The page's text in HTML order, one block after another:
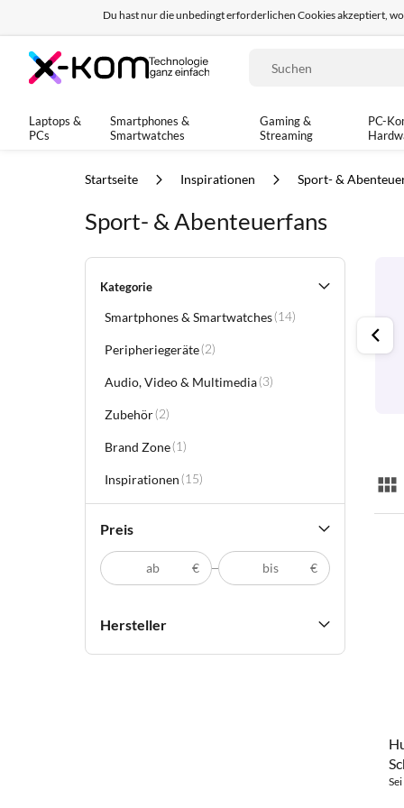
Du hast nur die unbedingt erforderlichen Cookies akzeptiert,
Seit 8 Jahren für dich da!
Laptops &
PCs
Smartphones &
Smartwatches
Gaming &
Streaming
PC-
Startseite Inspirationen Sport- &
Sport- & Abenteuerfans
Kategorie
Smartphones & Smartwatches(14)
Peripheriegeräte(2)
Audio, Video & Multimedia(3)
Zubehör(2)
Brand Zone(1)
Inspirationen (15)
Preis
€ €
Hersteller